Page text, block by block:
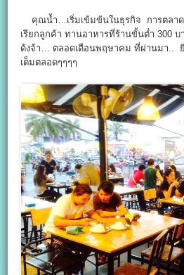
คุณน้ำ…เริ่มเข้มข้นในธุรกิจ การตลาด
เรียกลูกค้า ทานอาหารที่ร้านขั้นต่ำ 300 บ
ด้งจ้า… ตลอดเดือนพฤษาคม ที่ผ่านมา..
เต็มตลอดๆๆๆๆ